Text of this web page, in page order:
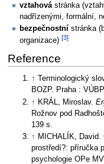
vztahová stránka
nadřízenými, formální,
bezpečnostní stránka
organizace) [3]
Reference
↑
Terminologický
BOZP. Praha :
↑ KRÁL, Miroslav.
Rožnov pod
139 s.
↑ MICHALÍK, David.
prostředí?: příručka
psychologie OPe